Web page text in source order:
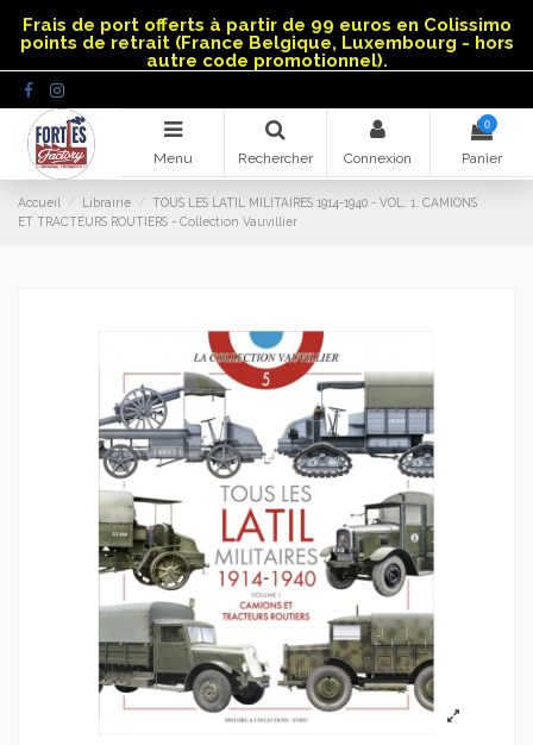
Frais de port offerts à partir de 99 euros en Colissimo
points de retrait (France Belgique, Luxembourg - hors
autre code promotionnel).
Menu Rechercher Connexion
0
Panier
Accueil Librairie
TOUS LES LATIL MILITAIRES 1914-1940 - VOL. 1. CAMIONS
ET TRACTEURS ROUTIERS - Collection Vauvillier